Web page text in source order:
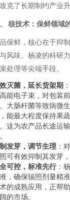
克了长期制约产业
核技术：保鲜领域
保鲜，核心在于抑
风味。杨凌的科研
处理等尖端手段。
灭菌，延长货架期
能电子束，对包装
大肠杆菌等致病微
能最大程度保持果
这为农产品长途运
发芽，调节生理 ：
可有效抑制其发芽
可控，标准先行 ：
，确保辐照剂量精
的成熟应用，正帮
的市场。